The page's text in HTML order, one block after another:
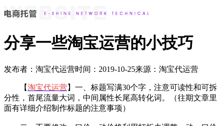
分享一些淘宝运营的小技巧
发布者：淘宝代运营时间：2019-10-25来源：淘宝代运营
【淘宝代运营】一、标题写满30个字，注意可读性和可拆
分性，首尾流量大词，中间属性长尾高转化词。（往期文章里
面有详细介绍制作标题的注意事项）